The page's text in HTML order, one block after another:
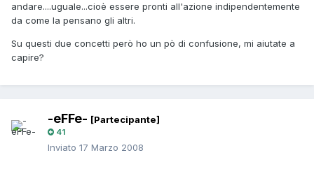
andare....uguale...cioè essere pronti all'azione indipendentemente
da come la pensano gli altri.
Su questi due concetti però ho un pò di confusione, mi aiutate a
capire?
-eFFe- [Partecipante]
41
Inviato 17 Marzo 2008